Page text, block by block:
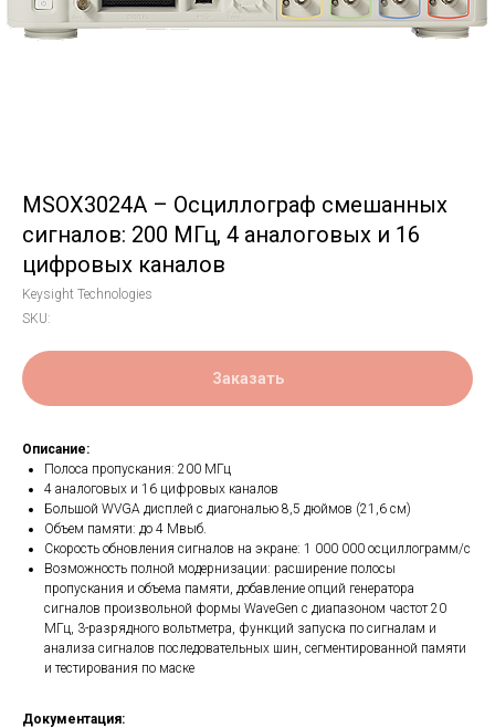
MSOX3024A – Осциллограф смешанных
сигналов: 200 МГц, 4 аналоговых и 16
цифровых каналов
Keysight Technologies
SKU:
Заказать
Описание:
Полоса пропускания: 200 МГц
4 аналоговых и 16 цифровых каналов
Большой WVGA дисплей с диагональю 8,5 дюймов (21,6 см)
Объем памяти: до 4 Мвыб.
Скорость обновления сигналов на экране: 1 000 000 осциллограмм/с
Возможность полной модернизации: расширение полосы
пропускания и объема памяти, добавление опций генератора
сигналов произвольной формы WaveGen с диапазоном частот 20
МГц, 3-разрядного вольтметра, функций запуска по сигналам и
анализа сигналов последовательных шин, сегментированной памяти
и тестирования по маске
Документация: